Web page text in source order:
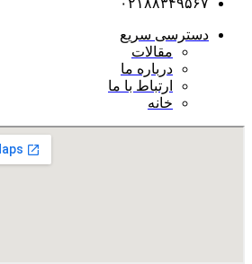
۰۲۱۸۸۳۴۹۵۶۷
دسترسی سریع
مقالات
درباره ما
ارتباط با ما
خانه